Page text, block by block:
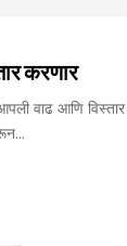
करणार
वाढ आणि विस्तार